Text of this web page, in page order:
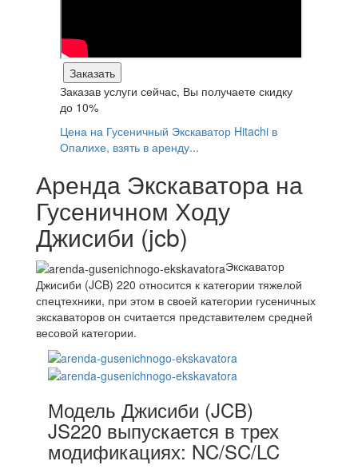
Заказать
Заказав услуги сейчас, Вы получаете скидку
до 10%
Цена на Гусеничный Экскаватор Hitachi в
Опалихе, взять в аренду...
Аренда Экскаватора на
Гусеничном Ходу
Джисиби (jcb)
Экскаватор
Джисиби (JCB) 220 относится к категории тяжелой
спецтехники, при этом в своей категории гусеничных
экскаваторов он считается представителем средней
весовой категории.
Модель Джисиби (JCB)
JS220 выпускается в трех
модификациях: NC/SC/LC